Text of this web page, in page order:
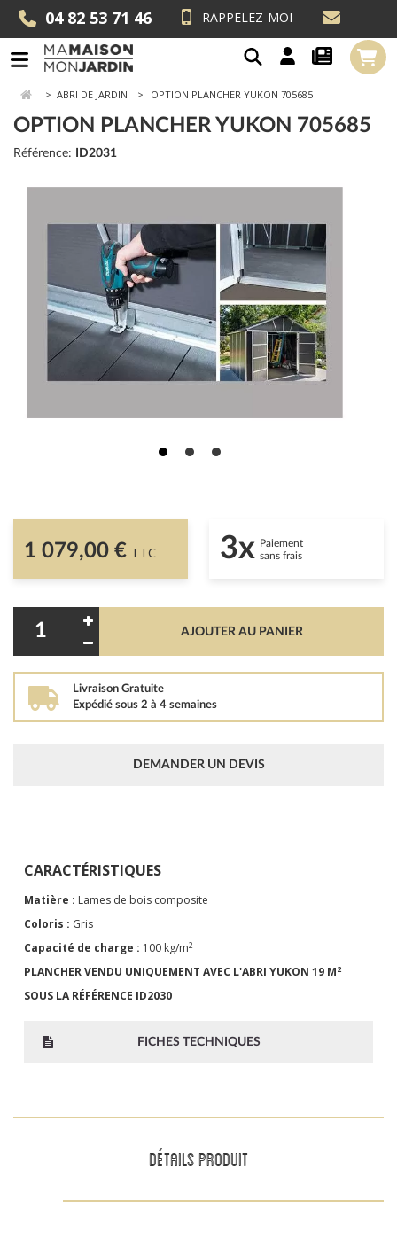
04 82 53 71 46 RAPPELEZ-MOI
> ABRI DE JARDIN OPTION PLANCHER YUKON 705685
OPTION PLANCHER YUKON 705685
Référence: ID2031
1 079,00 € TTC 3x Paiement
sans frais
AJOUTER AU PANIER
Livraison Gratuite
Expédié sous 2 à 4 semaines
DEMANDER UN DEVIS
CARACTÉRISTIQUES
Matière : Lames de bois composite
Coloris : Gris
Capacité de charge : 100 kg/m2
PLANCHER VENDU UNIQUEMENT AVEC L'ABRI YUKON 19 M2
SOUS LA RÉFÉRENCE ID2030
FICHES TECHNIQUES
DÉTAILS PRODUIT